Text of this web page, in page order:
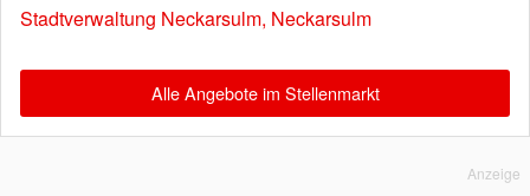
Stadtverwaltung Neckarsulm, Neckarsulm
Alle Angebote im Stellenmarkt
Anzeige